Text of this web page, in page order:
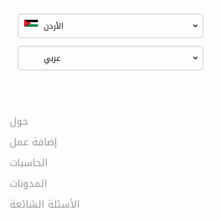
حول
إضافة عمل
الحاسبات
المدونات
الأسئلة الشائعة